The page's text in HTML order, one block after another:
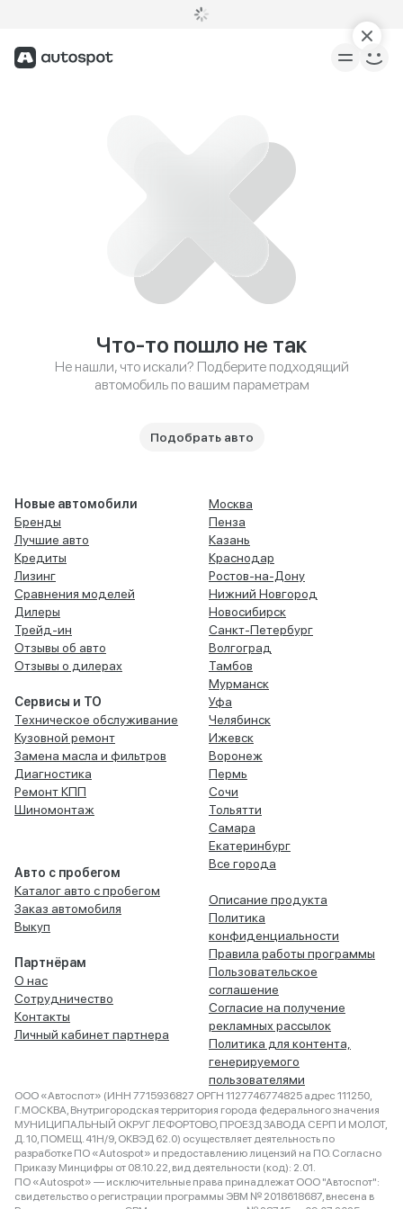
Что-то пошло не так
Не нашли, что искали? Подберите подходящий
автомобиль по вашим параметрам
Подобрать авто
Новые автомобили
Бренды
Лучшие авто
Кредиты
Лизинг
Сравнения моделей
Дилеры
Трейд-ин
Отзывы об авто
Отзывы о дилерах
Сервисы и ТО
Техническое обслуживание
Кузовной ремонт
Замена масла и фильтров
Диагностика
Ремонт КПП
Шиномонтаж
Авто с пробегом
Каталог авто с пробегом
Заказ автомобиля
Выкуп
Партнёрам
О нас
Сотрудничество
Контакты
Личный кабинет партнера
Москва
Пенза
Казань
Краснодар
Ростов-на-Дону
Нижний Новгород
Новосибирск
Санкт-Петербург
Волгоград
Тамбов
Мурманск
Уфа
Челябинск
Ижевск
Воронеж
Пермь
Сочи
Тольятти
Самара
Екатеринбург
Все города
Описание продукта
Политика
конфиденциальности
Правила работы программы
Пользовательское
соглашение
Согласие на получение
рекламных рассылок
Политика для контента,
генерируемого
пользователями
ООО «Автоспот» (ИНН 7715936827 ОРГН 1127746774825 адрес 111250,
Г.МОСКВА, Внутригородская территория города федерального значения
МУНИЦИПАЛЬНЫЙ ОКРУГ ЛЕФОРТОВО, ПРОЕЗД ЗАВОДА СЕРП И МОЛОТ,
Д. 10, ПОМЕЩ. 41Н/9, ОКВЭД 62.0) осуществляет деятельность по
разработке ПО «Autospot» и предоставлению лицензий на ПО. Согласно
Приказу Минцифры от 08.10.22, вид деятельности (код): 2.01.
ПО «Autospot» — исключительные права принадлежат ООО "Автоспот":
свидетельство о регистрации программы ЭВМ № 2018618687, внесена в